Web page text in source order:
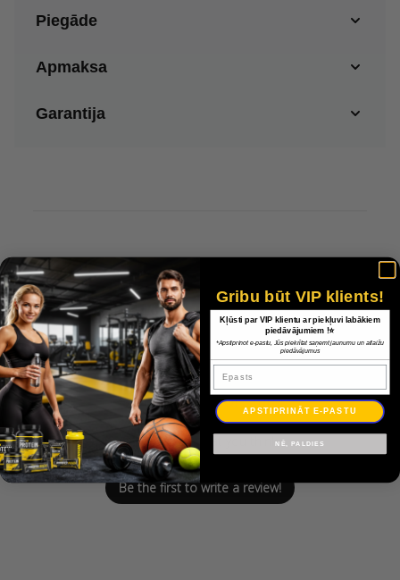
Piegāde
Apmaksa
Garantija
Customer Reviews
We’re looking for stars!
Let us know what you think
Be the first to write a review!
Gribu būt VIP klients!
Kļūsti par VIP klientu ar piekļuvi labākiem
piedāvājumiem !⭐
*Apstiprinot e-pastu, Jūs piekrītat saņemt jaunumu un atlaižu
piedāvājumus
Epasts
APSTIPRINĀT E-PASTU
NĒ, PALDIES